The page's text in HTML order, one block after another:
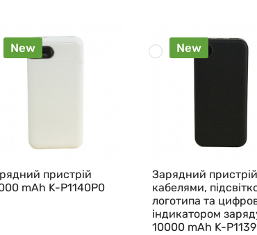
New
пристрій
mAh K-P1140P0
New
Зарядний
кабелями,
логотипа та
індикатором
10000 mAh K-